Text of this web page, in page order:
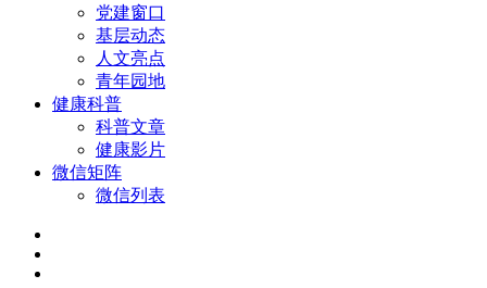
党建窗口
基层动态
人文亮点
青年园地
健康科普
科普文章
健康影片
微信矩阵
微信列表